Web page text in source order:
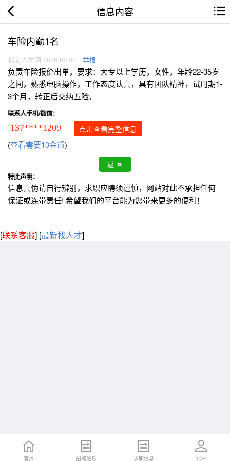
信息内容
车险内勤1名
都安人才网 2026.08.07 举报
负责车险报价出单，要求：大专以上学历，女性，年龄22-35岁
之间，熟悉电脑操作，工作态度认真，具有团队精神，试用期1-
3个月，转正后交纳五险，
联系人手机/微信：
137****1209 点击查看完整信息
(查看需要10金币)
特此声明：
信息真伪请自行辨别，求职应聘须谨慎，网站对此不承担任何
保证或连带责任! 希望我们的平台能为您带来更多的便利！
[联系客服] [最新找人才]
首页 招聘信息 求职信息 账户